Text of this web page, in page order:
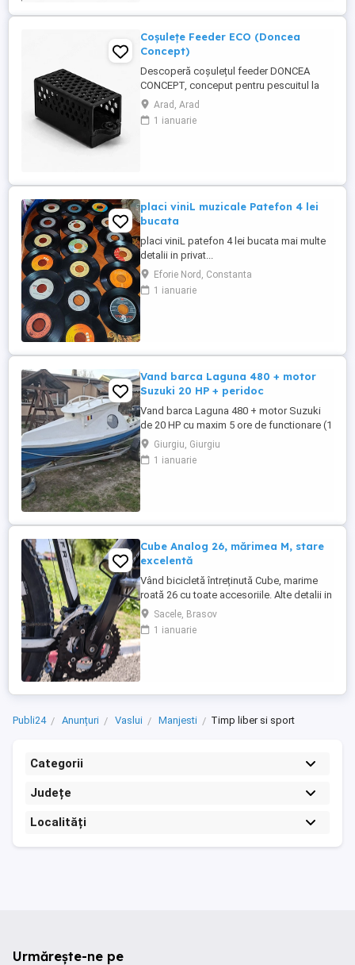
Coșulețe Feeder ECO (Doncea
Concept)
Descoperă coșulețul feeder DONCEA
CONCEPT, conceput pentru pescuitul la
feeder și realizat în România. Fabricat din
plastic rezistent, acesta este proiectat
pentru o utilizare practică și eficientă la
Arad, Arad
1 ianuarie
placi viniL muzicale Patefon 4 lei
bucata
placi viniL patefon 4 lei bucata mai multe
detalii in privat...
Eforie Nord, Constanta
1 ianuarie
Vand barca Laguna 480 + motor
Suzuki 20 HP + peridoc
Vand barca Laguna 480 + motor Suzuki
de 20 HP cu maxim 5 ore de functionare (1
luna) + peridoc neinmatriculat foarte
rezistent si pentru alte modele mai grele
de barci. Relatii la telefon: 0 sapte 2 doi 6
Giurgiu, Giurgiu
1 ianuarie
Cube Analog 26, mărimea M, stare
excelentă
Vând bicicletă întreținută Cube, marime
roată 26 cu toate accesoriile. Alte detalii in
privat.Sacele, Brasov
1 ianuarie
Publi24 Anunțuri Vaslui Manjesti Timp liber si sport
Categorii
Județe
Localități
Urmărește-ne pe